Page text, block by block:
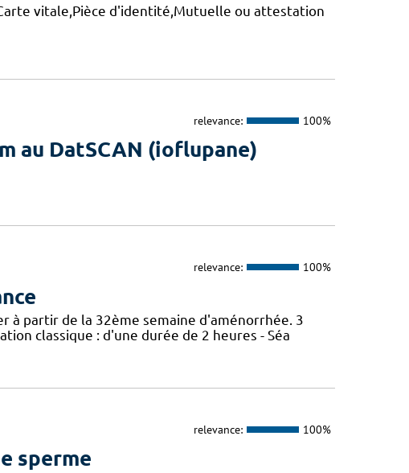
vitale,Pièce d'identité,Mutuelle ou attestation
relevance: 100%
au DatSCAN (ioflupane)
relevance: 100%
à partir de la 32ème semaine d'aménorrhée. 3
classique : d'une durée de 2 heures - Séa
relevance: 100%
sperme